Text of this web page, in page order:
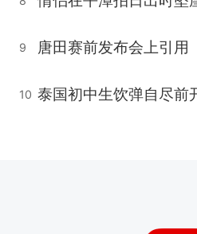
9
10 泰国初中生饮弹自尽前